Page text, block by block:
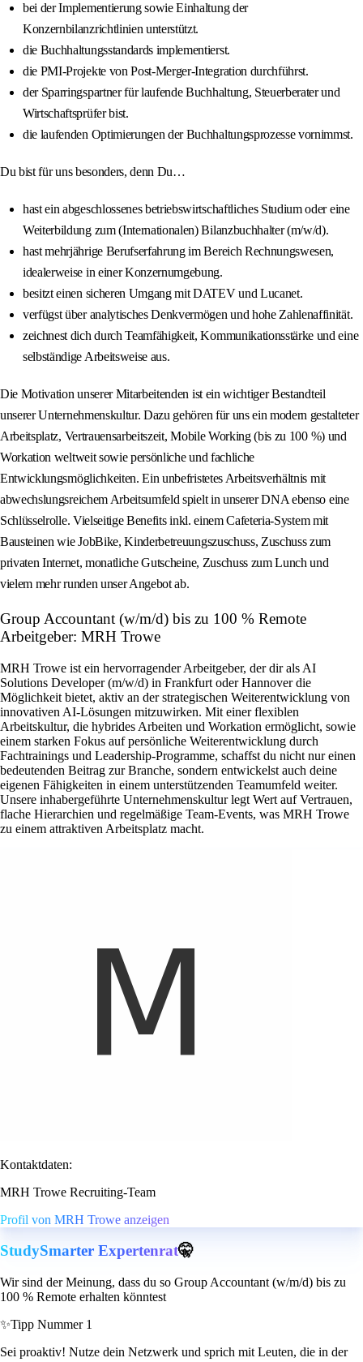
bei der Implementierung sowie Einhaltung der
Konzernbilanzrichtlinien unterstützt.
die Buchhaltungsstandards implementierst.
die PMI‑Projekte von Post‑Merger‑Integration durchführst.
der Sparringspartner für laufende Buchhaltung, Steuerberater und
Wirtschaftsprüfer bist.
die laufenden Optimierungen der Buchhaltungsprozesse vornimmst.
Du bist für uns besonders, denn Du…
hast ein abgeschlossenes betriebswirtschaftliches Studium oder eine
Weiterbildung zum (Internationalen) Bilanzbuchhalter (m/w/d).
hast mehrjährige Berufserfahrung im Bereich Rechnungswesen,
idealerweise in einer Konzernumgebung.
besitzt einen sicheren Umgang mit DATEV und Lucanet.
verfügst über analytisches Denkvermögen und hohe Zahlenaffinität.
zeichnest dich durch Teamfähigkeit, Kommunikationsstärke und eine
selbständige Arbeitsweise aus.
Die Motivation unserer Mitarbeitenden ist ein wichtiger Bestandteil
unserer Unternehmenskultur. Dazu gehören für uns ein modern gestalteter
Arbeitsplatz, Vertrauensarbeitszeit, Mobile Working (bis zu 100 %) und
Workation weltweit sowie persönliche und fachliche
Entwicklungsmöglichkeiten. Ein unbefristetes Arbeitsverhältnis mit
abwechslungsreichem Arbeitsumfeld spielt in unserer DNA ebenso eine
Schlüsselrolle. Vielseitige Benefits inkl. einem Cafeteria‑System mit
Bausteinen wie JobBike, Kinderbetreuungszuschuss, Zuschuss zum
privaten Internet, monatliche Gutscheine, Zuschuss zum Lunch und
vielem mehr runden unser Angebot ab.
Group Accountant (w/m/d) bis zu 100 % Remote
Arbeitgeber: MRH Trowe
MRH Trowe ist ein hervorragender Arbeitgeber, der dir als AI
Solutions Developer (m/w/d) in Frankfurt oder Hannover die
Möglichkeit bietet, aktiv an der strategischen Weiterentwicklung von
innovativen AI-Lösungen mitzuwirken. Mit einer flexiblen
Arbeitskultur, die hybrides Arbeiten und Workation ermöglicht, sowie
einem starken Fokus auf persönliche Weiterentwicklung durch
Fachtrainings und Leadership-Programme, schaffst du nicht nur einen
bedeutenden Beitrag zur Branche, sondern entwickelst auch deine
eigenen Fähigkeiten in einem unterstützenden Teamumfeld weiter.
Unsere inhabergeführte Unternehmenskultur legt Wert auf Vertrauen,
flache Hierarchien und regelmäßige Team-Events, was MRH Trowe
zu einem attraktiven Arbeitsplatz macht.
Kontaktdaten:
MRH Trowe Recruiting-Team
Profil von MRH Trowe anzeigen
StudySmarter Expertenrat🤫
Wir sind der Meinung, dass du so Group Accountant (w/m/d) bis zu
100 % Remote erhalten könntest
✨Tipp Nummer 1
Sei proaktiv! Nutze dein Netzwerk und sprich mit Leuten, die in der